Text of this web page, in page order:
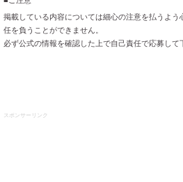
掲載している内容については細心の注意を払うよ
任を負うことができません。
必ず公式の情報を確認した上で自己責任で応募して
スポンサーリンク